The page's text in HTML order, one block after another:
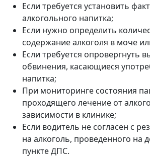
Если требуется установить
алкогольного напитка;
Если нужно определить
содержание алкоголя в моче
Если требуется опровергнуть
обвинения, касающиеся
напитка;
При мониторинге состояния
проходящего лечение от
зависимости в клинике;
Если водитель не согласен с
на алкоголь, проведенного на
пункте ДПС.